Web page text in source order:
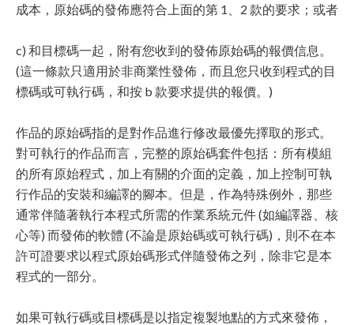
成本，原始碼的發佈應符合上面的第 1、2 款的要求；或者
c) 和目標碼一起，附有您收到的發佈原始碼的報價信息。
(這一條款只適用於非商業性發佈，而且您只收到程式的目
標碼或可執行碼，和按 b 款要求提供的報價。)
作品的原始碼指的是對作品進行修改最優先擇取的形式。
對可執行的作品而言，完整的原始碼套件包括：所有模組
的所有原始程式，加上有關的介面的定義，加上控制可執
行作品的安裝和編譯的腳本。但是，作為特殊例外，那些
通常伴隨著執行本程式所需的作業系統元件 (如編譯器、核
心等) 而發佈的軟體 (不論是原始碼或可執行碼)，則不在本
許可證要求以程式原始碼形式伴隨發佈之列，除非它是本
程式的一部分。
如果可執行碼或目標碼是以指定複製地點的方式來發佈，